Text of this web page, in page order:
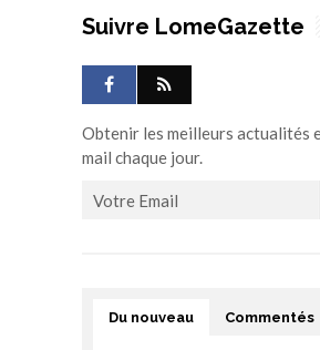
Suivre LomeGazette
Obtenir les meilleurs actualités
mail chaque jour.
Du nouveau Commentés